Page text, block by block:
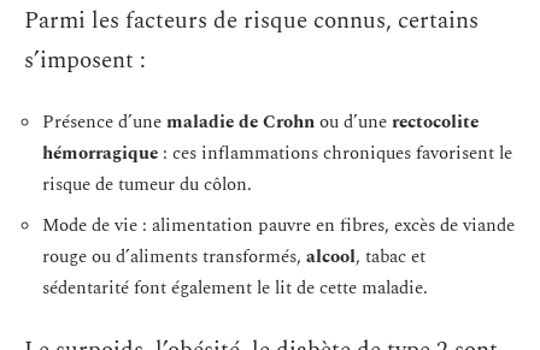
Parmi les facteurs de risque connus, certains
s’imposent :
Présence d’unemaladie de Crohnou d’unerectocolite
hémorragique : ces inflammations chroniques favorisent le
risque de tumeur du côlon.
Mode de vie : alimentation pauvre en fibres, excès de viande
rouge ou d’aliments transformés, alcool, tabac et
sédentarité font également le lit de cette maladie.